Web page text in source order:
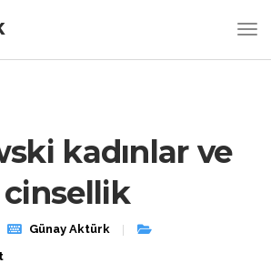
kadınlar ve
cinsellik
Günay Aktürk